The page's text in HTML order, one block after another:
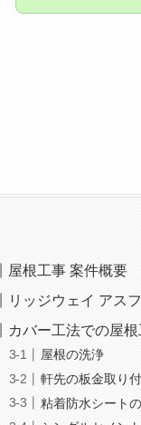
屋根工事 案件概要
リッジウェイ アス
カバー工法での屋
屋根の洗浄
軒先の板金取り
粘着防水シート